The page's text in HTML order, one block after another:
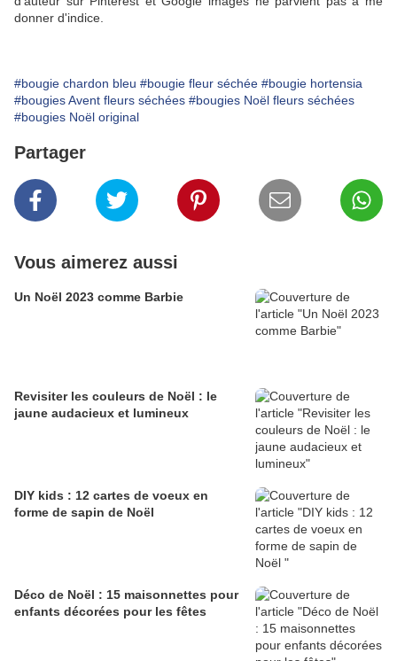
donner d'indice.
#bougie chardon bleu #bougie fleur séchée #bougie hortensia
#bougies Avent fleurs séchées #bougies Noël fleurs séchées
#bougies Noël original
Partager
Vous aimerez aussi
Un Noël 2023 comme Barbie
Revisiter les couleurs de Noël : le
jaune audacieux et lumineux
DIY kids : 12 cartes de voeux en
forme de sapin de Noël
Déco de Noël : 15 maisonnettes pour
enfants décorées pour les fêtes